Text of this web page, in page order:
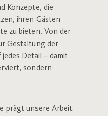
Konzepte, die
ihren Gästen
zu bieten. Von der
Gestaltung der
Detail – damit
sondern
prägt unsere Arbeit